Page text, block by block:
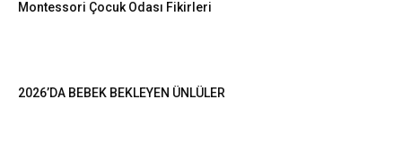
Montessori Çocuk Odası Fikirleri
2026’DA BEBEK BEKLEYEN ÜNLÜLER